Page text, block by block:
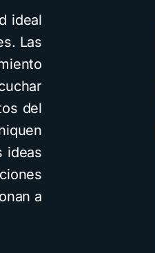
ideal
Las
del
ideas
a